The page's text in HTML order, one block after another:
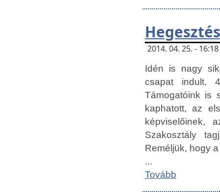
2014. 04. 25. -
Idén is nagy
csapat indult,
Támogatóink is
kaphatott, az
képviselőinek,
Szakosztály
Reméljük, hogy
...
Tovább